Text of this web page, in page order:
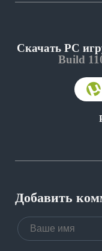
Скачать PC
Build
Добавить